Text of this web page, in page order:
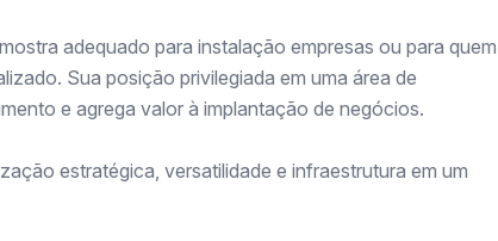
adequado para instalação empresas ou para quem
Sua posição privilegiada em uma área de
e agrega valor à implantação de negócios.
estratégica, versatilidade e infraestrutura em um